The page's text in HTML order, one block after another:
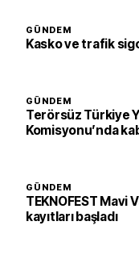
GÜNDEM
Kasko ve trafik
GÜNDEM
Terörsüz Türkiye
Komisyonu’nda
GÜNDEM
TEKNOFEST Mavi
kayıtları başladı